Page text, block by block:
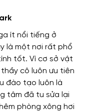
ít nổi tiếng ở
là một nơi rất phổ
tốt. Vì cơ sở vật
cô luôn ưu tiên
đào tạo luôn là
tâm đã tu sửa lại
phòng xông hơi